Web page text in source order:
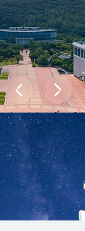
램을 통해 나
보세요.
로가기